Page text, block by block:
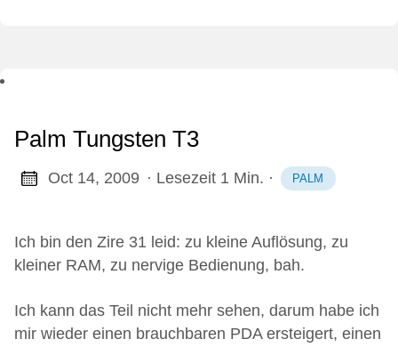
Palm Tungsten T3
Oct 14, 2009 · Lesezeit 1 Min. · PALM
Ich bin den Zire 31 leid: zu kleine Auflösung, zu
kleiner RAM, zu nervige Bedienung, bah.
Ich kann das Teil nicht mehr sehen, darum habe ich
mir wieder einen brauchbaren PDA ersteigert, einen